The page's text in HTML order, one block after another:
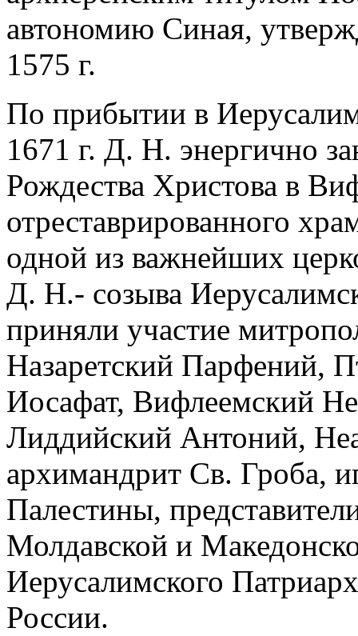
автономию Синая,
1575 г.
По прибытии в Иерусалим
1671 г. Д. Н. энергично
Рождества Христова в
отреставрированного
одной из важнейших
Д. Н.- созыва
приняли участие
Назаретский Парфений,
Иосафат, Вифлеемский
Лиддийский Антоний,
архимандрит Св. Гроба,
Палестины,
Молдавской и
Иерусалимского
России.